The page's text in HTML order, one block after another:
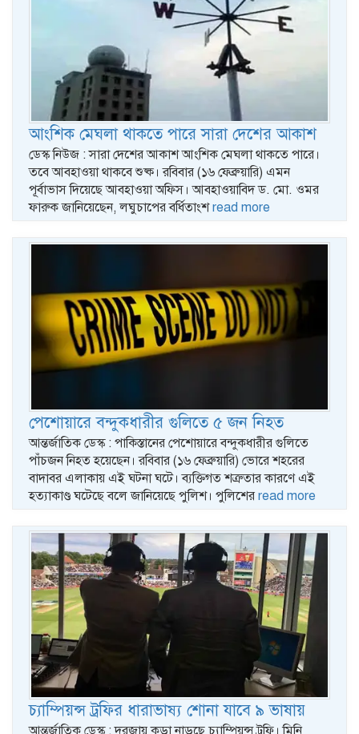
আংশিক মেঘলা থাকতে পারে সারা দেশের আকাশ
ডেস্ক নিউজ : সারা দেশের আকাশ আংশিক মেঘলা থাকতে পারে।
তবে আবহাওয়া থাকবে শুষ্ক। রবিবার (১৬ ফেব্রুয়ারি) এমন
পূর্বাভাস দিয়েছে আবহাওয়া অফিস। আবহাওয়াবিদ ড. মো. ওমর
ফারুক জানিয়েছেন, লঘুচাপের বর্ধিতাংশread more
পেশোয়ারে বন্দুকধারীর গুলিতে ৫ জন নিহত
আন্তর্জাতিক ডেস্ক : পাকিস্তানের পেশোয়ারে বন্দুকধারীর গুলিতে
পাঁচজন নিহত হয়েছেন। রবিবার (১৬ ফেব্রুয়ারি) ভোরে শহরের
বাদাবর এলাকায় এই ঘটনা ঘটে। ব্যক্তিগত শত্রুতার কারণে এই
হত্যাকাণ্ড ঘটেছে বলে জানিয়েছে পুলিশ। পুলিশের read more
চ্যাম্পিয়ন্স ট্রফির ধারাভাষ্য শোনা যাবে ৯ ভাষায়